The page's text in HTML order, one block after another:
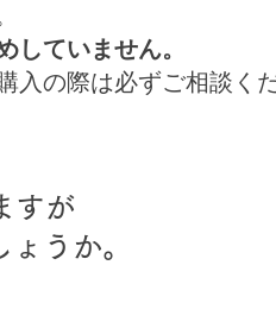
していません。
入の際は必ずご相談く
すが
うか。